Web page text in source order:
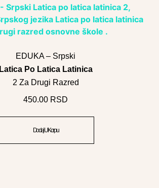
EDUKA – Srpski
Latica Po Latica Latinica
2 Za Drugi Razred
450.00 RSD
Dodaj U Korpu